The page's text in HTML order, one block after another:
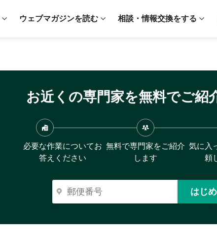
ウェブマガジンを読む 相談・情報交換をする
お近くの専門家を無料でご紹
必要な作業についてお
答えください
無料で専門家をご紹介
します
気に入
頼
はじ